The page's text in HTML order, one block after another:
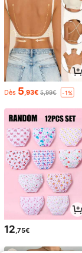
Dès 5 ,93€ 5,99€ -1%
12,75€